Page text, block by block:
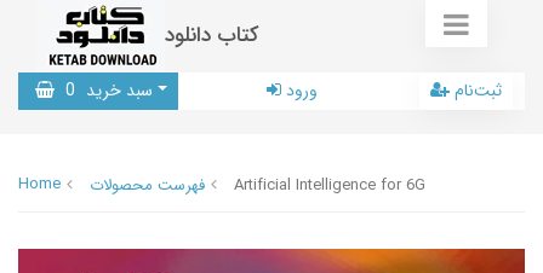
کتاب دانلود
سبد خرید 0 ورود ثبت‌نام
Home فهرست محصولات Artificial Intelligence for 6G